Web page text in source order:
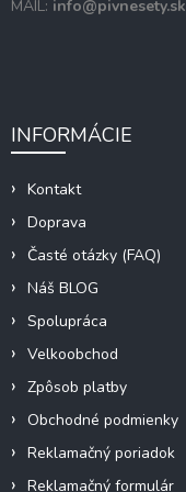
MAIL: info@pivnesety.sk
INFORMÁCIE
Kontakt
Doprava
Časté otázky (FAQ)
Náš BLOG
Spolupráca
Velkoobchod
Zpôsob platby
Obchodné podmienky
Reklamačný poriadok
Reklamačný formulár